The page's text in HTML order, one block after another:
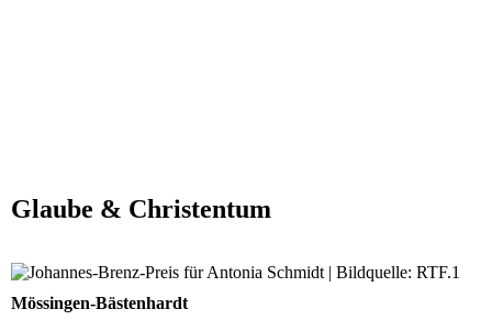
Glaube & Christentum
Antonia Schmidt erhält Johannes-Brenz-Preis
Mössingen-Bästenhardt